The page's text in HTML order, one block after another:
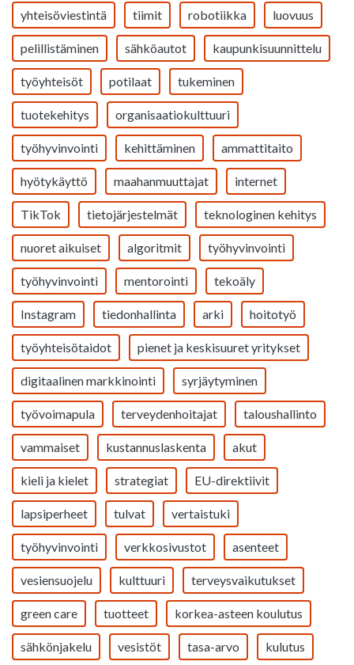
yhteisöviestintä tiimit robotiikka luovuus
pelillistäminen sähköautot kaupunkisuunnittelu
työyhteisöt potilaat tukeminen
tuotekehitys organisaatiokulttuuri
työhyvinvointi kehittäminen ammattitaito
hyötykäyttö maahanmuuttajat internet
TikTok tietojärjestelmät teknologinen kehitys
nuoret aikuiset algoritmit työhyvinvointi
työhyvinvointi mentorointi tekoäly
Instagram tiedonhallinta arki hoitotyö
työyhteisötaidot pienet ja keskisuuret yritykset
digitaalinen markkinointi syrjäytyminen
työvoimapula terveydenhoitajat taloushallinto
vammaiset kustannuslaskenta akut
kieli ja kielet strategiat EU-direktiivit
lapsiperheet tulvat vertaistuki
työhyvinvointi verkkosivustot asenteet
vesiensuojelu kulttuuri terveysvaikutukset
green care tuotteet korkea-asteen koulutus
sähkönjakelu vesistöt tasa-arvo kulutus